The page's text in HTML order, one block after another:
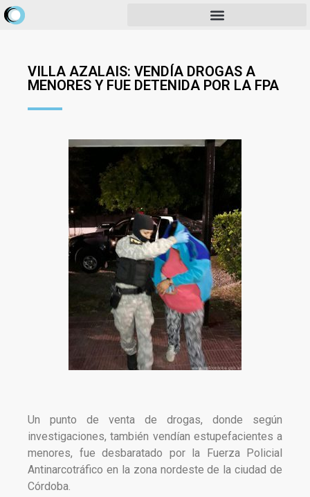
VILLA AZALAIS: VENDÍA DROGAS A
MENORES Y FUE DETENIDA POR LA FPA
Un punto de venta de drogas, donde según
investigaciones, también vendían estupefacientes a
menores, fue desbaratado por la Fuerza Policial
Antinarcotráfico en la zona nordeste de la ciudad de
Córdoba.